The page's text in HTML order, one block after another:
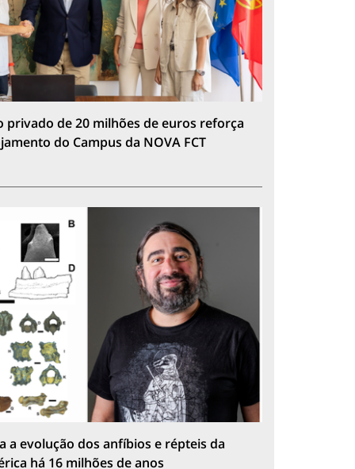
privado de 20 milhões de euros reforça
do Campus da NOVA FCT
a evolução dos anfíbios e répteis da
há 16 milhões de anos